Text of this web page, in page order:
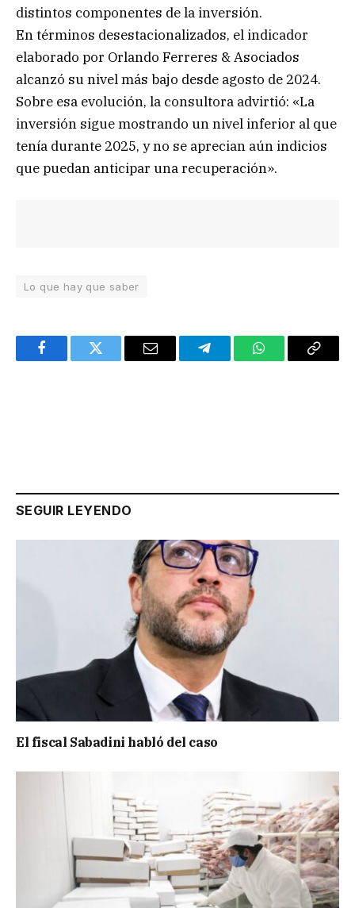
distintos componentes de la inversión.
En términos desestacionalizados, el indicador
elaborado por Orlando Ferreres & Asociados
alcanzó su nivel más bajo desde agosto de 2024.
Sobre esa evolución, la consultora advirtió: «La
inversión sigue mostrando un nivel inferior al que
tenía durante 2025, y no se aprecian aún indicios
que puedan anticipar una recuperación».
Lo que hay que saber
FacebookTwitter Email TelegramWhatsAppCopy
SEGUIR LEYENDO
El fiscal Sabadini habló del caso